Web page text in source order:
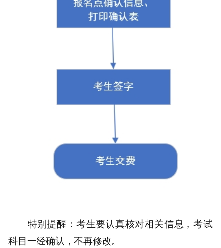
特别提醒：考生要认真核对相关信息，考试
科目一经确认，不再修改。